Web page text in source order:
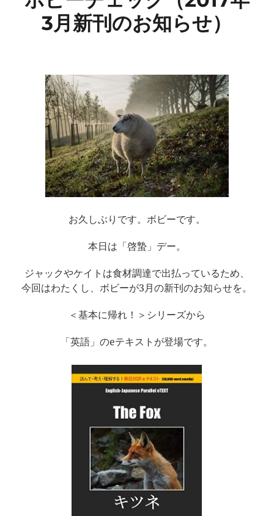
3月新刊のお知らせ）
お久しぶりです。ボビーです。
本日は「啓蟄」デー。
ジャックやケイトは食材調達で出払っているため、
今回はわたくし、ボビーが3月の新刊のお知らせを。
＜基本に帰れ！＞シリーズから
「英語」のeテキストが登場です。